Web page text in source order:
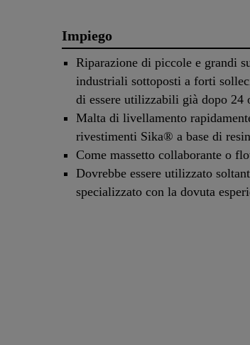
Impiego
Riparazione di piccole e grandi
industriali sottoposti a forti
di essere utilizzabili già dopo 24
Malta di livellamento
rivestimenti Sika® a base di
Come massetto collaborante o
Dovrebbe essere utilizzato
specializzato con la dovuta